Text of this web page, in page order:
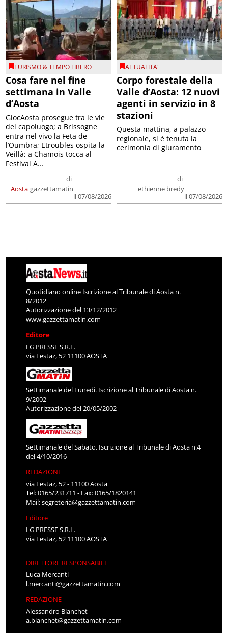
TURISMO & TEMPO LIBERO
Cosa fare nel fine
settimana in Valle
d’Aosta
Aosta
di
gazzettamatin
il 07/08/2026
GiocAosta prosegue tra le vie
del capoluogo; a Brissogne
entra nel vivo la Feta de
l’Oumbra; Etroubles ospita la
Veillà; a Chamois tocca al
Festival A...
ATTUALITA'
Corpo forestale della
Valle d’Aosta: 12 nuovi
agenti in servizio in 8
stazioni
di
ethienne bredy
il 07/08/2026
Questa mattina, a palazzo
regionale, si è tenuta la
cerimonia di giuramento
Quotidiano online Iscrizione al Tribunale di Aosta n.
8/2012
Autorizzazione del 13/12/2012
www.gazzettamatin.com
Editore
LG PRESSE S.R.L.
via Festaz, 52 11100 AOSTA
Settimanale del Lunedì. Iscrizione al Tribunale di Aosta n.
9/2002
Autorizzazione del 20/05/2002
Settimanale del Sabato. Iscrizione al Tribunale di Aosta n.4
del 4/10/2016
REDAZIONE
via Festaz, 52 - 11100 Aosta
Tel: 0165/231711 - Fax: 0165/1820141
Mail:segreteria@gazzettamatin.com
Editore
LG PRESSE S.R.L.
via Festaz, 52 11100 AOSTA
DIRETTORE RESPONSABILE
Luca Mercanti
l.mercanti@gazzettamatin.com
REDAZIONE
Alessandro Bianchet
a.bianchet@gazzettamatin.com